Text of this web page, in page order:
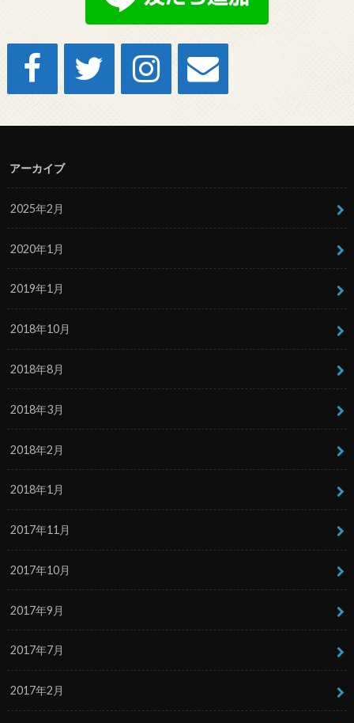
アーカイブ
2025年2月
2020年1月
2019年1月
2018年10月
2018年8月
2018年3月
2018年2月
2018年1月
2017年11月
2017年10月
2017年9月
2017年7月
2017年2月